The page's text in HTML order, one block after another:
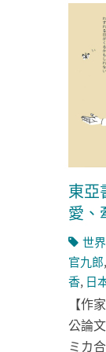
東亞
愛、
世
官九郎,
香, 日
【作
公論
ミカ